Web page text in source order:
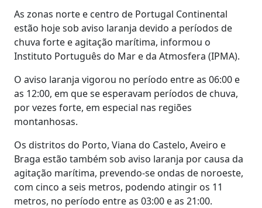
As zonas norte e centro de Portugal Continental
estão hoje sob aviso laranja devido a períodos de
chuva forte e agitação marítima, informou o
Instituto Português do Mar e da Atmosfera (IPMA).
O aviso laranja vigorou no período entre as 06:00 e
as 12:00, em que se esperavam períodos de chuva,
por vezes forte, em especial nas regiões
montanhosas.
Os distritos do Porto, Viana do Castelo, Aveiro e
Braga estão também sob aviso laranja por causa da
agitação marítima, prevendo-se ondas de noroeste,
com cinco a seis metros, podendo atingir os 11
metros, no período entre as 03:00 e as 21:00.